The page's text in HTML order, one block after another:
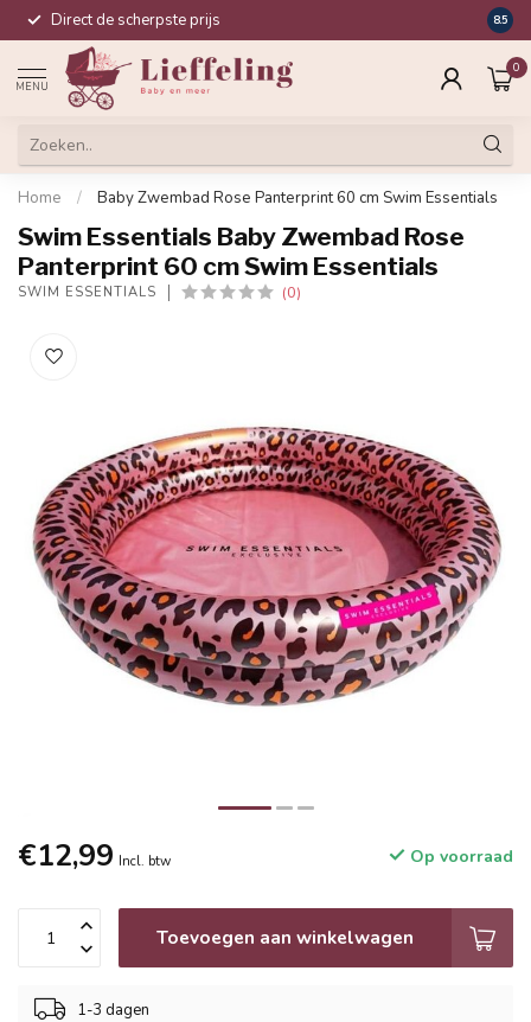
Direct de scherpste prijs 8.5
MENU
0
Home / Baby Zwembad Rose Panterprint 60 cm Swim Essentials
Swim Essentials Baby Zwembad Rose
Panterprint 60 cm Swim Essentials
SWIM ESSENTIALS (0)
€12,99 Incl. btw Op voorraad
Toevoegen aan winkelwagen
1-3 dagen